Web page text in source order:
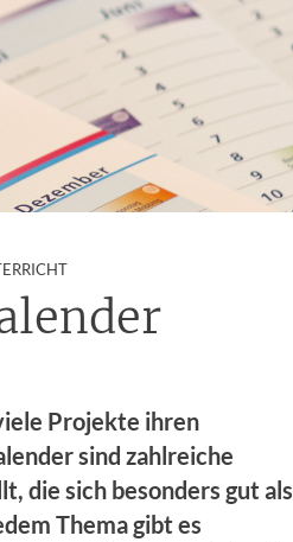
:
Projekte ihren
sind zahlreiche
die sich besonders gut als
Thema gibt es